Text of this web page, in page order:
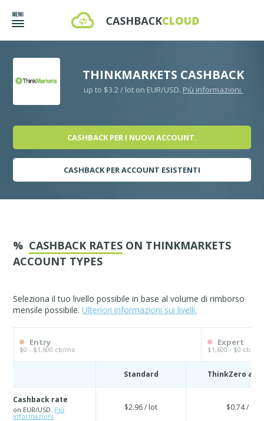
THINKMARKETS CASHBACK
up to $3.2 / lot on EUR/USD. Più informazioni.
CASHBACK PER I NUOVI ACCOUNT.
CASHBACK PER ACCOUNT ESISTENTI
% CASHBACK RATES ON THINKMARKETS
ACCOUNT TYPES
Seleziona il tuo livello possibile in base al volume di rimborso
mensile possibile.Ulteriori informazioni sui livelli.
Entry
$0 - $1,600 cb/mo
Expert
$1,600 - $0 cb/mo
Standard ThinkZero
Cashback rate
on EUR/USD. Più
informazioni
$2.96 / lot $0.74 / lot